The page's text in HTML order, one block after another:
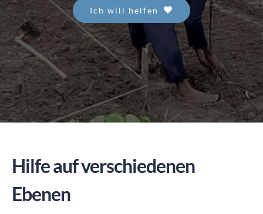
SPENDEN Ich will helfen
Hilfe auf verschiedenen
Ebenen